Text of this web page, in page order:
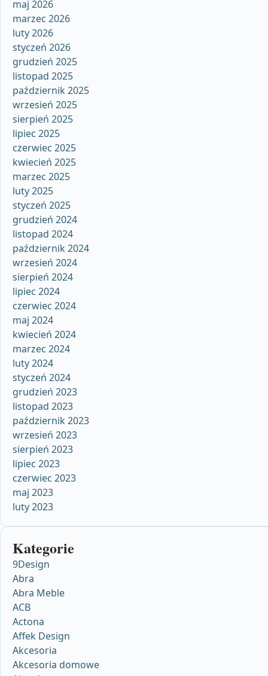
maj 2026
marzec 2026
luty 2026
styczeń 2026
grudzień 2025
listopad 2025
październik 2025
wrzesień 2025
sierpień 2025
lipiec 2025
czerwiec 2025
kwiecień 2025
marzec 2025
luty 2025
styczeń 2025
grudzień 2024
listopad 2024
październik 2024
wrzesień 2024
sierpień 2024
lipiec 2024
czerwiec 2024
maj 2024
kwiecień 2024
marzec 2024
luty 2024
styczeń 2024
grudzień 2023
listopad 2023
październik 2023
wrzesień 2023
sierpień 2023
lipiec 2023
czerwiec 2023
maj 2023
luty 2023
Kategorie
9Design
Abra
Abra Meble
ACB
Actona
Affek Design
Akcesoria
Akcesoria domowe